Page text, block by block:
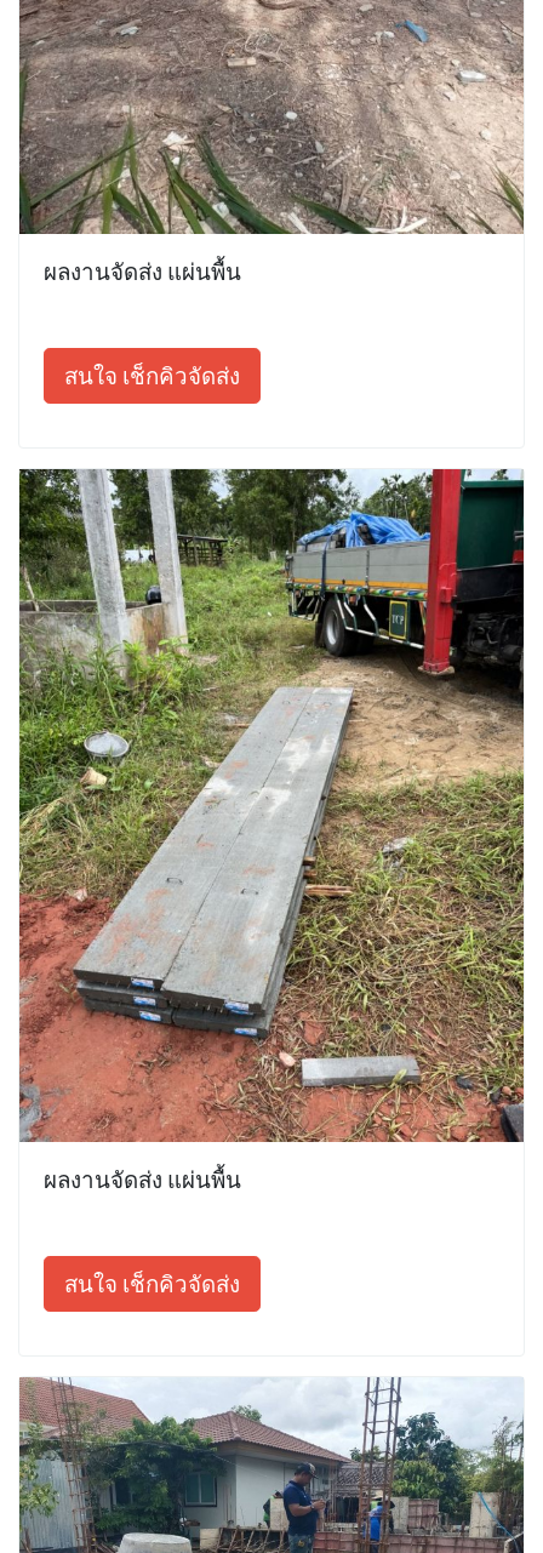
ผลงานจัดส่ง แผ่นพื้น
สนใจ เช็กคิวจัดส่ง
ผลงานจัดส่ง แผ่นพื้น
สนใจ เช็กคิวจัดส่ง